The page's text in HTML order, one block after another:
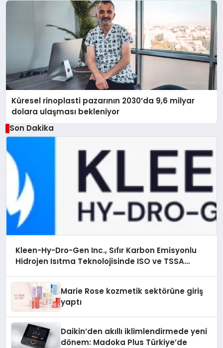
Küresel rinoplasti pazarının 2030’da 9,6 milyar
dolara ulaşması bekleniyor
Son Dakika
Kleen-Hy-Dro-Gen Inc., Sıfır Karbon Emisyonlu
Hidrojen Isıtma Teknolojisinde ISO ve TSSA
Marie Rose kozmetik sektörüne giriş
yaptı
Daikin’den akıllı iklimlendirmede yeni
dönem: Madoka Plus Türkiye’de